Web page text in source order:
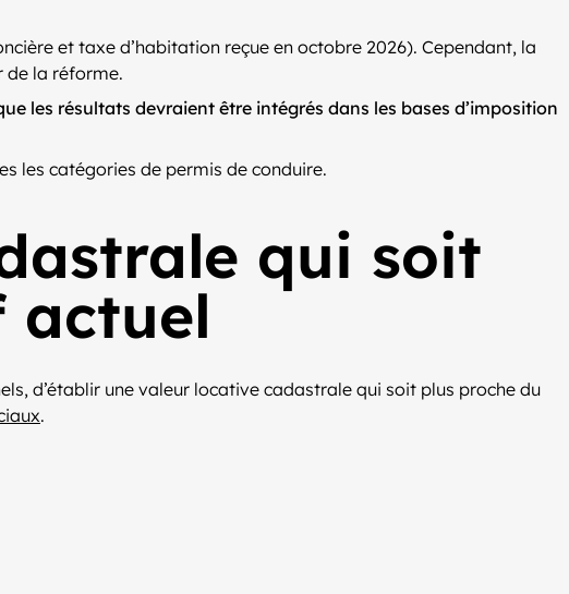
et taxe d’habitation reçue en octobre 2026). Cependant, la
de la réforme.
les résultats devraient être intégrés dans les bases d’imposition
les catégories de permis de conduire.
qui soit
actuel
d’établir une valeur locative cadastrale qui soit plus proche du
.